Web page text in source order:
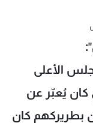
الأعلى
كان يُعبّر عن
بطريركهم كان